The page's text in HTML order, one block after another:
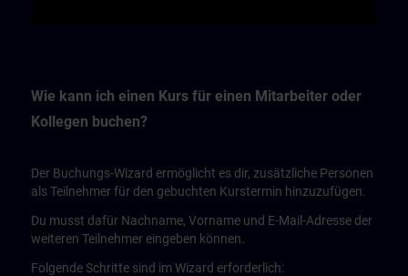
Wie kann ich einen Kurs für einen Mitarbeiter oder
Kollegen buchen?
Der Buchungs-Wizard ermöglicht es dir, zusätzliche Personen
als Teilnehmer für den gebuchten Kurstermin hinzuzufügen.
Du musst dafür Nachname, Vorname und E-Mail-Adresse der
weiteren Teilnehmer eingeben können.
Folgende Schritte sind im Wizard erforderlich: